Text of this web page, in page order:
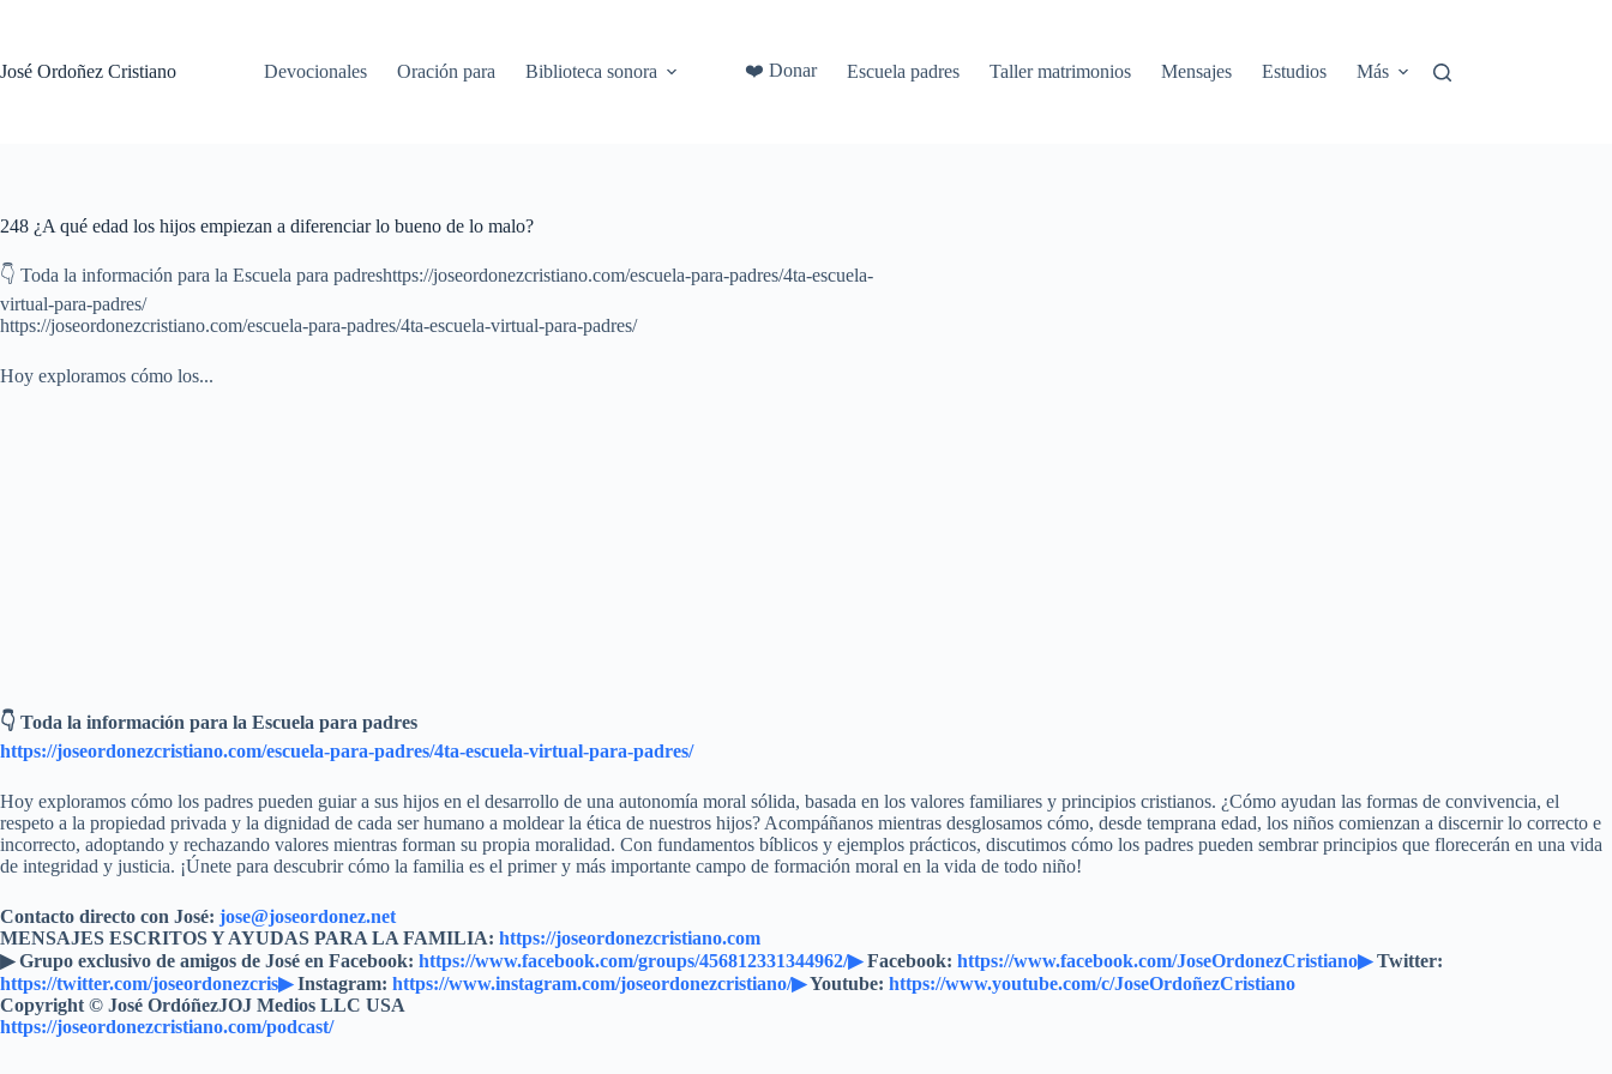
José Ordoñez Cristiano
Devocionales Oración para Biblioteca sonora ❤️ Donar Escuela padres Taller matrimonios Mensajes Estudios Más
248 ¿A qué edad los hijos empiezan a diferenciar lo bueno de lo malo?
👇 Toda la información para la Escuela para padreshttps://joseordonezcristiano.com/escuela-para-padres/4ta-escuela-
virtual-para-padres/
https://joseordonezcristiano.com/escuela-para-padres/4ta-escuela-virtual-para-padres/
Hoy exploramos cómo los...
👇 Toda la información para la Escuela para padres
https://joseordonezcristiano.com/escuela-para-padres/4ta-escuela-virtual-para-padres/
Hoy exploramos cómo los padres pueden guiar a sus hijos en el desarrollo de una autonomía moral sólida, basada en los valores familiares y principios cristianos. ¿Cómo ayudan las formas de convivencia, el
respeto a la propiedad privada y la dignidad de cada ser humano a moldear la ética de nuestros hijos? Acompáñanos mientras desglosamos cómo, desde temprana edad, los niños comienzan a discernir lo correcto e
incorrecto, adoptando y rechazando valores mientras forman su propia moralidad. Con fundamentos bíblicos y ejemplos prácticos, discutimos cómo los padres pueden sembrar principios que florecerán en una vida
de integridad y justicia. ¡Únete para descubrir cómo la familia es el primer y más importante campo de formación moral en la vida de todo niño!
Contacto directo con José: jose@joseordonez.net
MENSAJES ESCRITOS Y AYUDAS PARA LA FAMILIA: https://joseordonezcristiano.com
▶︎ Grupo exclusivo de amigos de José en Facebook: https://www.facebook.com/groups/456812331344962/▶Facebook: https://www.facebook.com/JoseOrdonezCristiano▶Twitter:
https://twitter.com/joseordonezcris▶Instagram: https://www.instagram.com/joseordonezcristiano/▶Youtube: https://www.youtube.com/c/JoseOrdoñezCristiano
Copyright © José OrdóñezJOJ Medios LLC USA
https://joseordonezcristiano.com/podcast/